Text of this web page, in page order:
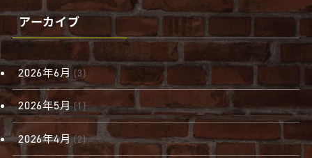
アーカイブ
2026年6月(3)
2026年5月(1)
2026年4月(2)